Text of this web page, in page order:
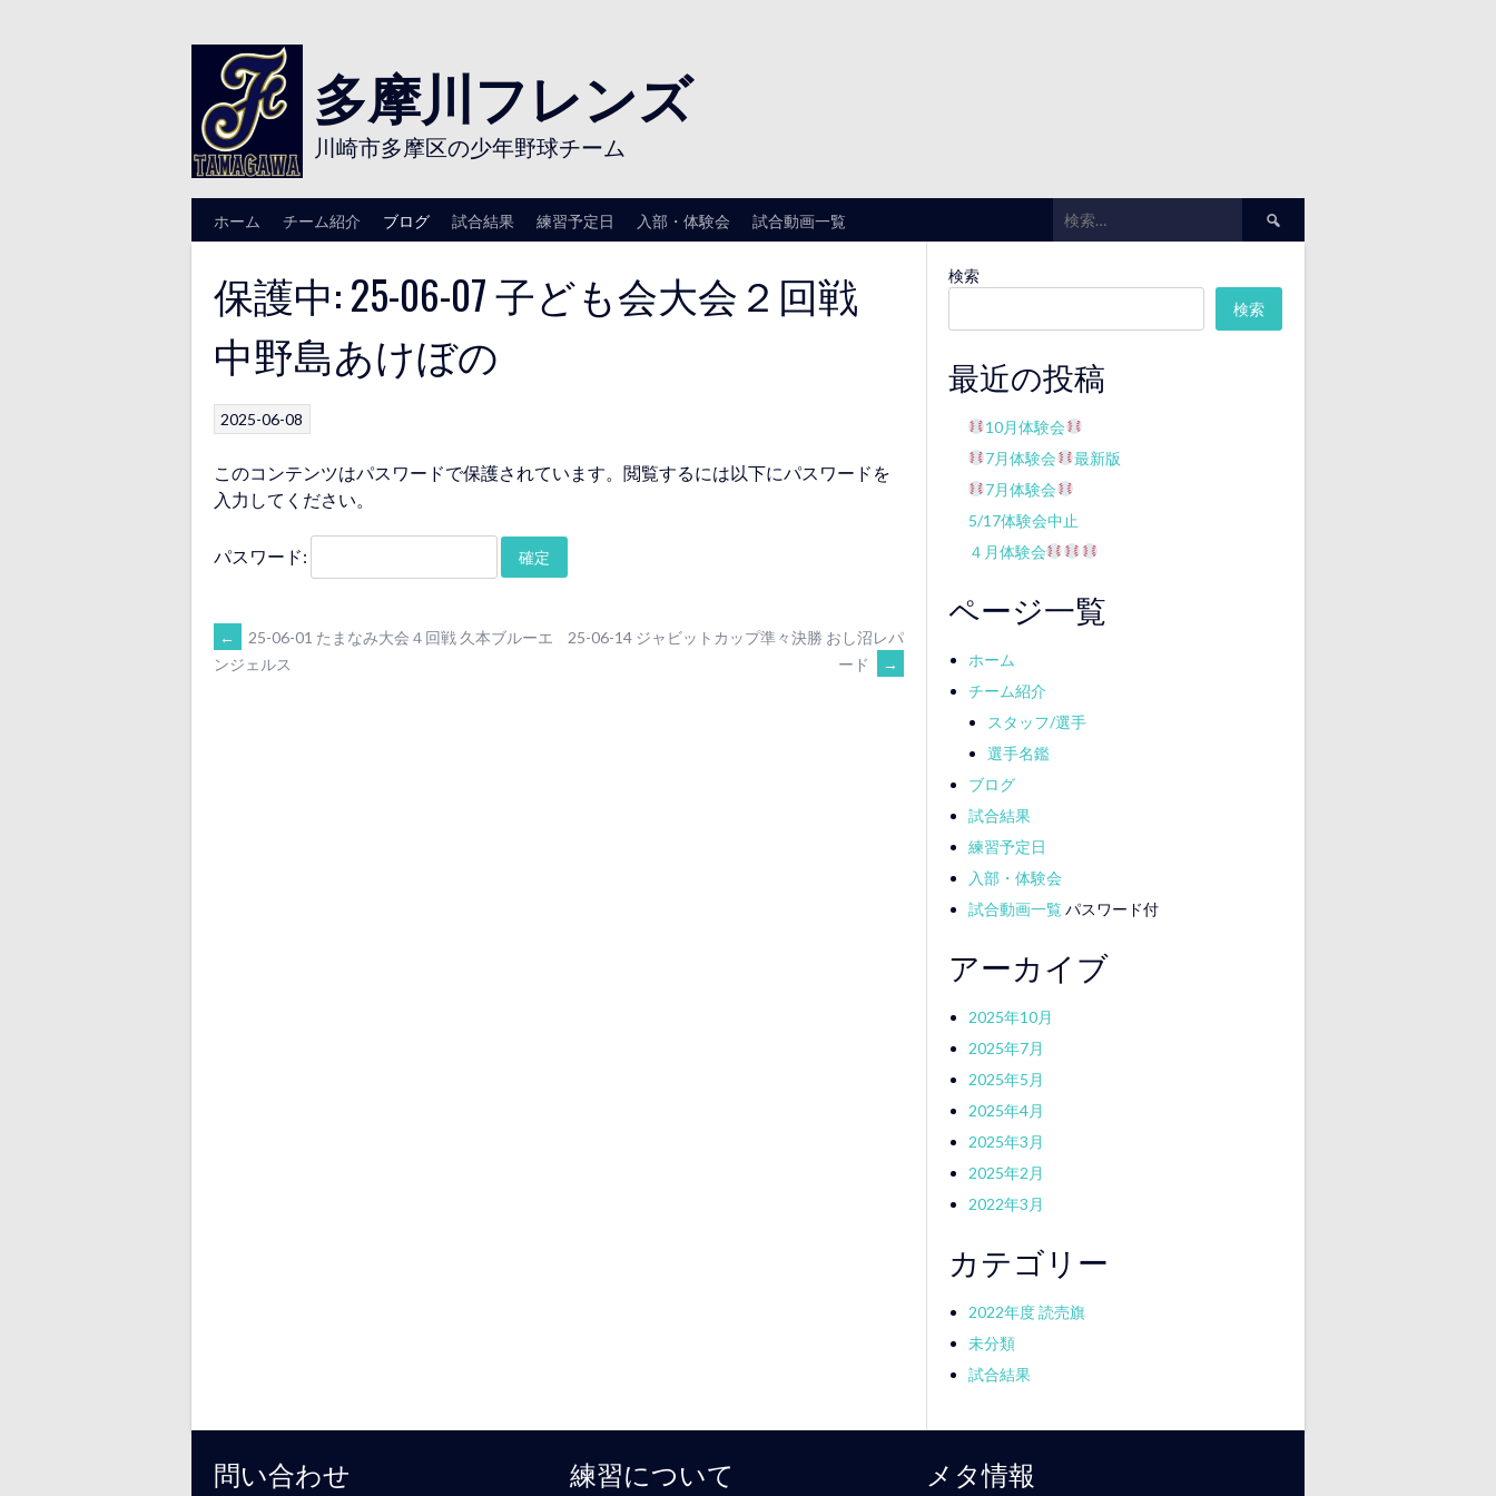
多摩川フレンズ
川崎市多摩区の少年野球チーム
ホーム チーム紹介 ブログ 試合結果 練習予定日 入部・体験会 試合動画一覧
索:
保護中: 25-06-07 子ども会大会２回戦
中野島あけぼの
2025-06-08
このコンテンツはパスワードで保護されています。閲覧するには以下にパスワードを
入力してください。
パスワード:
POST
←
25-06-01 たまなみ大会４回戦 久本ブルーエ
ンジェルス
25-06-14 ジャビットカップ準々決勝 おし沼レパ
ード
→
検索
検索
最近の投稿
10月体験会
7月体験会
最新版
7月体験会
5/17体験会中止
４月体験会
ページ一覧
ホーム
チーム紹介
スタッフ/選手
選手名鑑
ブログ
試合結果
練習予定日
入部・体験会
試合動画一覧パスワード付
アーカイブ
2025年10月
2025年7月
2025年5月
2025年4月
2025年3月
2025年2月
2022年3月
カテゴリー
2022年度 読売旗
未分類
試合結果
問い合わせ 練習について メタ情報